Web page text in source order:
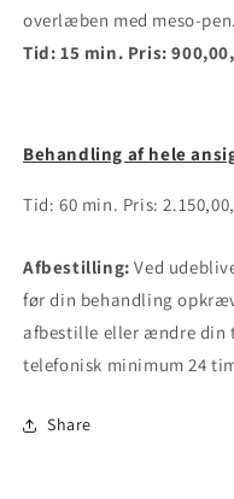
overlæben med meso-
Tid: 15 min. Pris:
Behandling af hele
Tid: 60 min. Pris:
Afbestilling:Ved
før din behandling
afbestille eller ændre din
telefonisk minimum 24
Share